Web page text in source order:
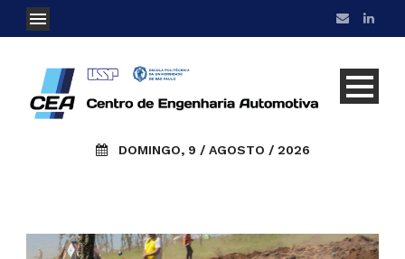
DOMINGO, 9 / AGOSTO / 2026